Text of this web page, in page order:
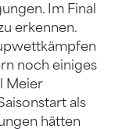
Im Final
erkennen.
noch einiges
Meier
als
hätten